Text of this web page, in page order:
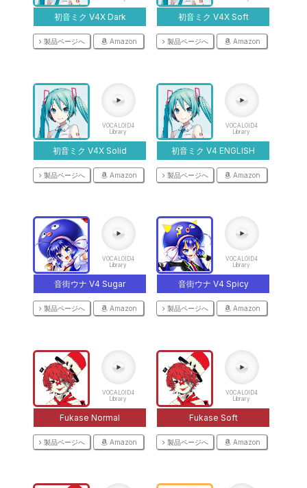
初音ミク V4X Dark
製品ページへ Amazon
初音ミク V4X Soft
製品ページへ Amazon
VOCALOID4
Library
初音ミク V4X Solid
製品ページへ Amazon
VOCALOID4
Library
初音ミク V4 ENGLISH
製品ページへ Amazon
VOCALOID4
Library
音街ウナ V4 Sugar
製品ページへ Amazon
VOCALOID4
Library
音街ウナ V4 Spicy
製品ページへ Amazon
VOCALOID4
Library
Fukase Normal
製品ページへ Amazon
VOCALOID4
Library
Fukase Soft
製品ページへ Amazon